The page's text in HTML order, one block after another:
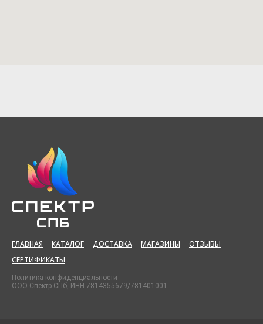
ГЛАВНАЯ КАТАЛОГ ДОСТАВКА МАГАЗИНЫ
ОТЗЫВЫ
СЕРТИФИКАТЫ
Политика конфиденциальности
ООО Спектр-СПб, ИНН 7814355679/781401001